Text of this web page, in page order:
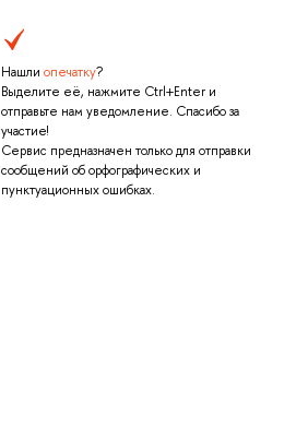
Нашли опечатку?
Выделите её, нажмите Ctrl+Enter и
отправьте нам уведомление. Спасибо за
участие!
Сервис предназначен только для отправки
сообщений об орфографических и
пунктуационных ошибках.